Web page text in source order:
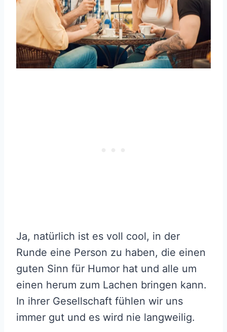
Ja, natürlich ist es voll cool, in der
Runde eine Person zu haben, die einen
guten Sinn für Humor hat und alle um
einen herum zum Lachen bringen kann.
In ihrer Gesellschaft fühlen wir uns
immer gut und es wird nie langweilig.